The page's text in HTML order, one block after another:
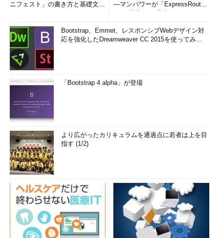
ニフェスト」の書き方と基礎文法
―マンパワーが「ExpressRout
Bootstrap、Emmet、レスポンシブWebデザイン対
応を強化したDreamweaver CC 2015を使ってみ...
「Bootstrap 4 alpha」が登場
より広がったカリキュラムを通過点に若者は上を目
指す (1/2)